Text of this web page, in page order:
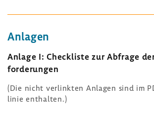
Anlagen
Anlage I: Check­liste zur Abfrage
for­de­rungen
(Die nicht verlinkten Anlagen sind im
linie enthalten.)